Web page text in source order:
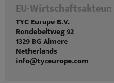
EU-Wirtschaftsakteur:
TYC Europe B.V.
Rondebeltweg 92
1329 BG Almere
Netherlands
info@tyceurope.com